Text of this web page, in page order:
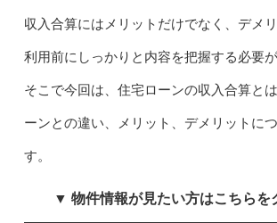
収入合算にはメリットだけでなく、デメ
利用前にしっかりと内容を把握する必要が
そこで今回は、住宅ローンの収入合算と
ーンとの違い、メリット、デメリットに
す。
▼ 物件情報が見たい方はこちらを